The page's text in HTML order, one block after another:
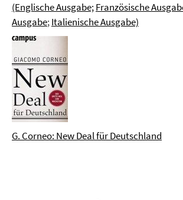
(Englische Ausgabe;Französische
Ausgabe;Italienische Ausgabe)
G. Corneo: New Deal für Deutschland